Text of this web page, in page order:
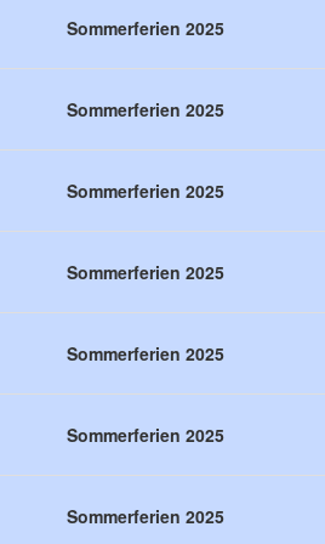
Sommerferien 2025
Sommerferien 2025
Sommerferien 2025
Sommerferien 2025
Sommerferien 2025
Sommerferien 2025
Sommerferien 2025